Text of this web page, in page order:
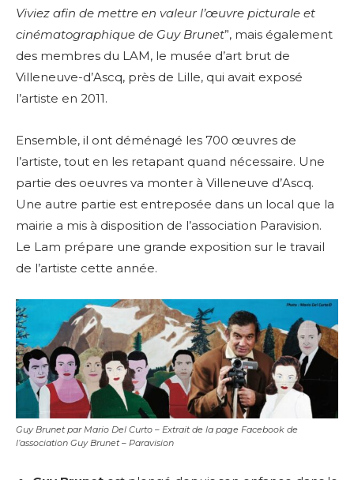
Viviez afin de mettre en valeur l’œuvre picturale et
cinématographique de Guy Brunet”, mais également
des membres du LAM, le musée d’art brut de
Villeneuve-d’Ascq, près de Lille, qui avait exposé
l’artiste en 2011.
Ensemble, il ont déménagé les 700 œuvres de
l’artiste, tout en les retapant quand nécessaire. Une
partie des oeuvres va monter à Villeneuve d’Ascq.
Une autre partie est entreposée dans un local que la
mairie a mis à disposition de l’association Paravision.
Le Lam prépare une grande exposition sur le travail
de l’artiste cette année.
Guy Brunet par Mario Del Curto – Extrait de la page Facebook de
l’association Guy Brunet – Paravision